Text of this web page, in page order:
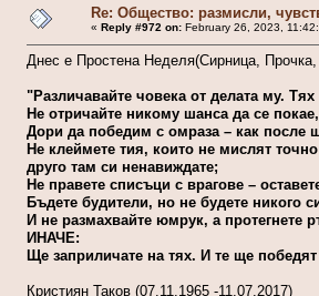
Re: Общество: размисли,
« Reply #972 on:February 26, 2023,
Днес е Простена Неделя(Сирница,
"Различавайте човека от делата му.
Не отричайте никому шанса да се
Дори да победим с омраза – как после
Не клеймете тия, които не мислят
друго там си ненавиждате;
Не правете списъци с врагове –
Бъдете будители, но не будете никого
И не размахвайте юмрук, а протегнете
ИНАЧЕ:
Ще заприличате на тях. И те ще
Кристиян Таков (07.11.1965 -11.07.2017)